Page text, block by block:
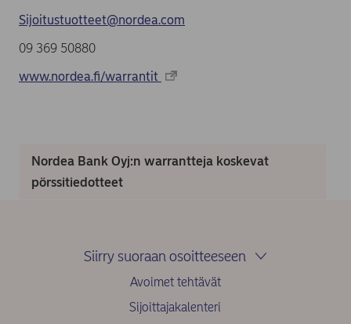
Sijoitustuotteet@nordea.com
09 369 50880
www.nordea.fi/warrantit
Nordea Bank Oyj:n warrantteja koskevat
pörssitiedotteet
Siirry suoraan osoitteeseen
Avoimet tehtävät
Sijoittajakalenteri